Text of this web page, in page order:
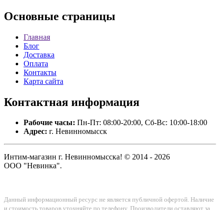
Основные страницы
Главная
Блог
Доставка
Оплата
Контакты
Карта сайта
Контактная информация
Рабочие часы: Пн-Пт: 08:00-20:00, Сб-Вс: 10:00-18:00
Адрес: г. Невинномысск
Интим-магазин г. Невинномысска! © 2014 - 2026
ООО "Невинка".
Данный информационный ресурс не является публичной офертой. Наличие
и стоимость товаров уточняйте по телефону. Производители оставляют за